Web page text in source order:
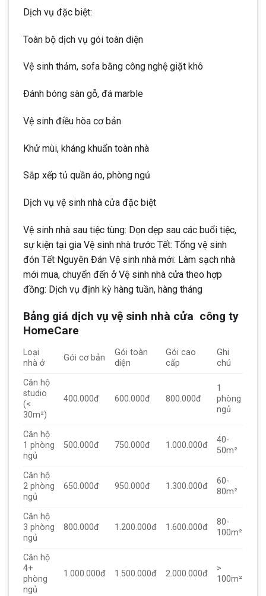
Dịch vụ đặc biệt:
Toàn bộ dịch vụ gói toàn diện
Vệ sinh thảm, sofa bằng công nghệ giặt khô
Đánh bóng sàn gỗ, đá marble
Vệ sinh điều hòa cơ bản
Khử mùi, kháng khuẩn toàn nhà
Sắp xếp tủ quần áo, phòng ngủ
Dịch vụ vệ sinh nhà cửa đặc biệt
Vệ sinh nhà sau tiệc tùng: Dọn dẹp sau các buổi tiệc,
sự kiện tại gia Vệ sinh nhà trước Tết: Tổng vệ sinh
đón Tết Nguyên Đán Vệ sinh nhà mới: Làm sạch nhà
mới mua, chuyển đến ở Vệ sinh nhà cửa theo hợp
đồng: Dịch vụ định kỳ hàng tuần, hàng tháng
Bảng giá dịch vụ vệ sinh nhà cửa công ty
HomeCare
Loại
nhà ở
Gói cơ bản
Gói toàn
diện
Gói cao
cấp
Ghi
chú
Căn hộ
studio
(<
30m²)
400.000đ 600.000đ 800.000đ
1
phòng
ngủ
Căn hộ
1 phòng
ngủ
500.000đ 750.000đ 1.000.000đ
40-
50m²
Căn hộ
2 phòng
ngủ
650.000đ 950.000đ 1.300.000đ
60-
80m²
Căn hộ
3 phòng
ngủ
800.000đ 1.200.000đ 1.600.000đ
80-
100m²
Căn hộ
4+
phòng
ngủ
1.000.000đ 1.500.000đ 2.000.000đ
>
100m²